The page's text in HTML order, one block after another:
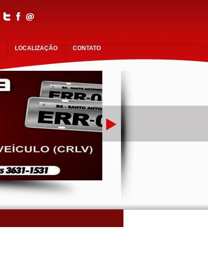
LOCALIZAÇÃO CONTATO